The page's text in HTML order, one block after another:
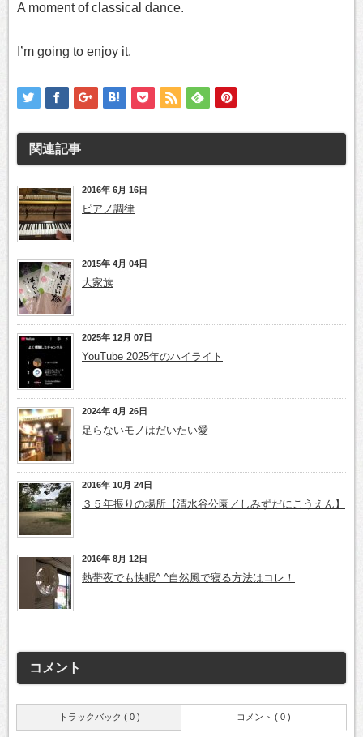
A moment of classical dance.
I’m going to enjoy it.
関連記事
2016年 6月 16日
ピアノ調律
2015年 4月 04日
大家族
2025年 12月 07日
YouTube 2025年のハイライト
2024年 4月 26日
足らないモノはだいたい愛
2016年 10月 24日
３５年振りの場所【清水谷公園／しみずだにこうえん】
2016年 8月 12日
熱帯夜でも快眠^ ^自然風で寝る方法はコレ！
コメント
トラックバック ( 0 ) コメント ( 0 )